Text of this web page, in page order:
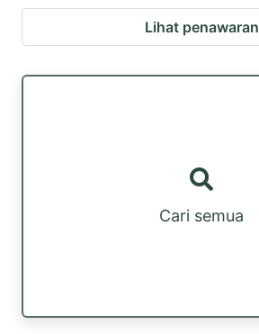
Lihat penawaran
Cari semua